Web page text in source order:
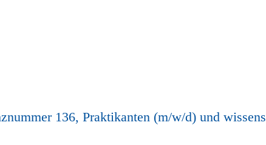
136, Praktikanten (m/w/d) und